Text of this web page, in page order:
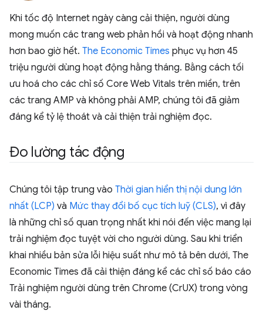
Khi tốc độ Internet ngày càng cải thiện, người dùng
mong muốn các trang web phản hồi và hoạt động nhanh
hơn bao giờ hết. The Economic Times phục vụ hơn 45
triệu người dùng hoạt động hằng tháng. Bằng cách tối
ưu hoá cho các chỉ số Core Web Vitals trên miền, trên
các trang AMP và không phải AMP, chúng tôi đã giảm
đáng kể tỷ lệ thoát và cải thiện trải nghiệm đọc.
Đo lường tác động
Chúng tôi tập trung vào Thời gian hiển thị nội dung lớn
nhất (LCP) và Mức thay đổi bố cục tích luỹ (CLS), vì đây
là những chỉ số quan trọng nhất khi nói đến việc mang lại
trải nghiệm đọc tuyệt vời cho người dùng. Sau khi triển
khai nhiều bản sửa lỗi hiệu suất như mô tả bên dưới, The
Economic Times đã cải thiện đáng kể các chỉ số báo cáo
Trải nghiệm người dùng trên Chrome (CrUX) trong vòng
vài tháng.